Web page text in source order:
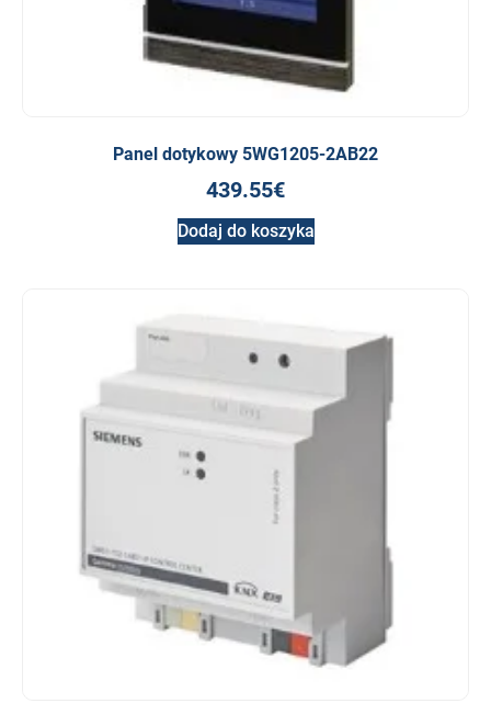
Panel dotykowy 5WG1205-2AB22
439.55€
Dodaj do koszyka